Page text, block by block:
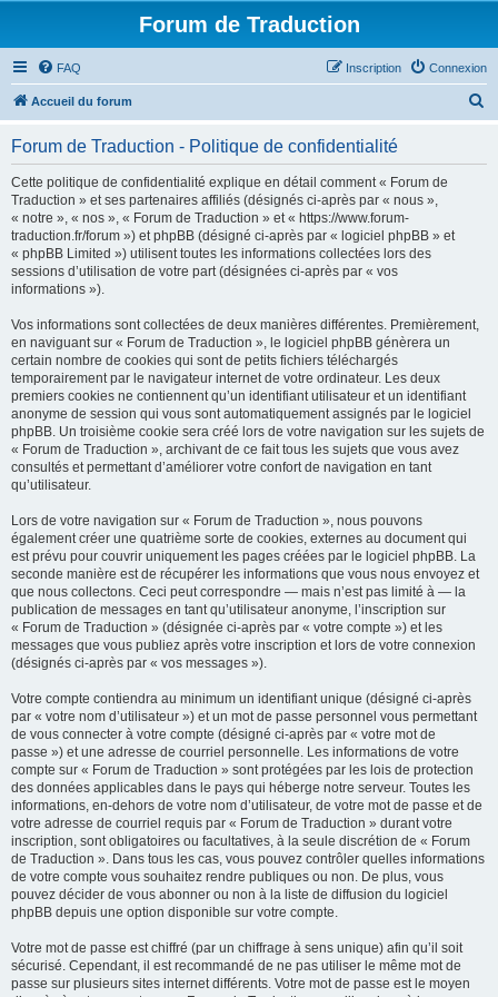
Forum de Traduction
FAQ Connexion
Inscription
Accueil du forum
Forum de Traduction - Politique de confidentialité
Cette politique de confidentialité explique en détail comment « Forum de
Traduction » et ses partenaires affiliés (désignés ci-après par « nous »,
« notre », « nos », « Forum de Traduction » et « https://www.forum-
traduction.fr/forum ») et phpBB (désigné ci-après par « logiciel phpBB » et
« phpBB Limited ») utilisent toutes les informations collectées lors des
sessions d’utilisation de votre part (désignées ci-après par « vos
informations »).
Vos informations sont collectées de deux manières différentes. Premièrement,
en naviguant sur « Forum de Traduction », le logiciel phpBB génèrera un
certain nombre de cookies qui sont de petits fichiers téléchargés
temporairement par le navigateur internet de votre ordinateur. Les deux
premiers cookies ne contiennent qu’un identifiant utilisateur et un identifiant
anonyme de session qui vous sont automatiquement assignés par le logiciel
phpBB. Un troisième cookie sera créé lors de votre navigation sur les sujets de
« Forum de Traduction », archivant de ce fait tous les sujets que vous avez
consultés et permettant d’améliorer votre confort de navigation en tant
qu’utilisateur.
Lors de votre navigation sur « Forum de Traduction », nous pouvons
également créer une quatrième sorte de cookies, externes au document qui
est prévu pour couvrir uniquement les pages créées par le logiciel phpBB. La
seconde manière est de récupérer les informations que vous nous envoyez et
que nous collectons. Ceci peut correspondre — mais n’est pas limité à — la
publication de messages en tant qu’utilisateur anonyme, l’inscription sur
« Forum de Traduction » (désignée ci-après par « votre compte ») et les
messages que vous publiez après votre inscription et lors de votre connexion
(désignés ci-après par « vos messages »).
Votre compte contiendra au minimum un identifiant unique (désigné ci-après
par « votre nom d’utilisateur ») et un mot de passe personnel vous permettant
de vous connecter à votre compte (désigné ci-après par « votre mot de
passe ») et une adresse de courriel personnelle. Les informations de votre
compte sur « Forum de Traduction » sont protégées par les lois de protection
des données applicables dans le pays qui héberge notre serveur. Toutes les
informations, en-dehors de votre nom d’utilisateur, de votre mot de passe et de
votre adresse de courriel requis par « Forum de Traduction » durant votre
inscription, sont obligatoires ou facultatives, à la seule discrétion de « Forum
de Traduction ». Dans tous les cas, vous pouvez contrôler quelles informations
de votre compte vous souhaitez rendre publiques ou non. De plus, vous
pouvez décider de vous abonner ou non à la liste de diffusion du logiciel
phpBB depuis une option disponible sur votre compte.
Votre mot de passe est chiffré (par un chiffrage à sens unique) afin qu’il soit
sécurisé. Cependant, il est recommandé de ne pas utiliser le même mot de
passe sur plusieurs sites internet différents. Votre mot de passe est le moyen